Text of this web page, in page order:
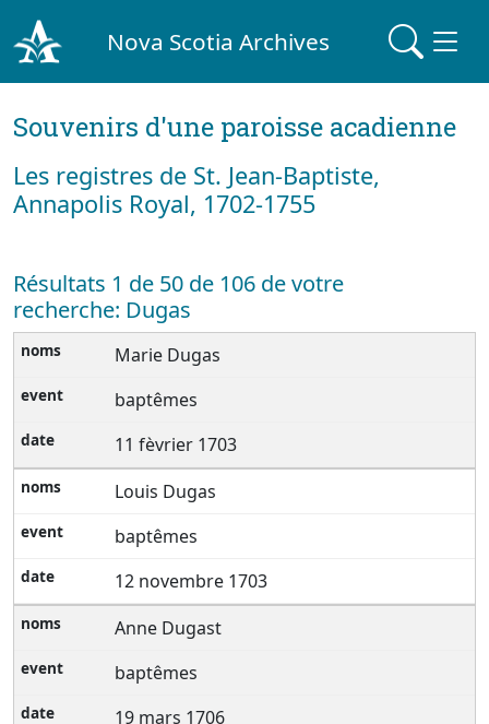
Nova Scotia Archives
Souvenirs d'une paroisse acadienne
Les registres de St. Jean-Baptiste,
Annapolis Royal, 1702-1755
Résultats 1 de 50 de 106 de votre
recherche: Dugas
Marie Dugas
baptêmes
11 fèvrier 1703
Louis Dugas
baptêmes
12 novembre 1703
Anne Dugast
baptêmes
19 mars 1706